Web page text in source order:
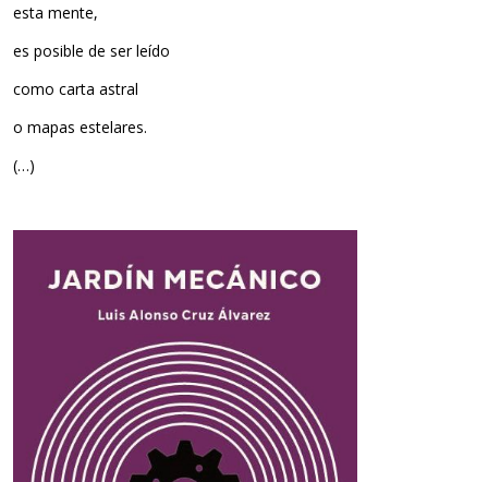
esta mente,
es posible de ser leído
como carta astral
o mapas estelares.
(…)